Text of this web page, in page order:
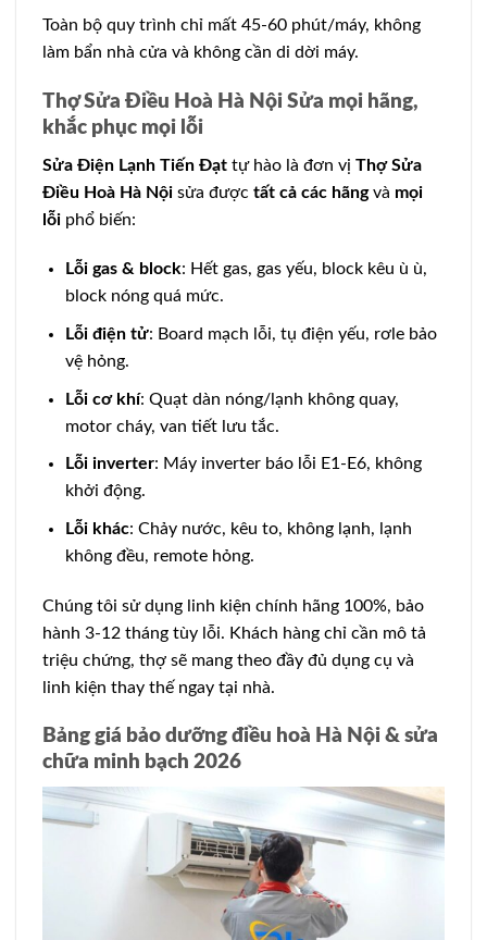
Toàn bộ quy trình chỉ mất 45-60 phút/máy, không
làm bẩn nhà cửa và không cần di dời máy.
Thợ Sửa Điều Hoà Hà Nội Sửa mọi hãng,
khắc phục mọi lỗi
Sửa Điện Lạnh Tiến Đạt tự hào là đơn vị Thợ Sửa
Điều Hoà Hà Nội sửa được tất cả các hãngvà mọi
lỗi phổ biến:
Lỗi gas & block: Hết gas, gas yếu, block kêu ù ù,
block nóng quá mức.
Lỗi điện tử: Board mạch lỗi, tụ điện yếu, rơle bảo
vệ hỏng.
Lỗi cơ khí: Quạt dàn nóng/lạnh không quay,
motor cháy, van tiết lưu tắc.
Lỗi inverter: Máy inverter báo lỗi E1-E6, không
khởi động.
Lỗi khác: Chảy nước, kêu to, không lạnh, lạnh
không đều, remote hỏng.
Chúng tôi sử dụng linh kiện chính hãng 100%, bảo
hành 3-12 tháng tùy lỗi. Khách hàng chỉ cần mô tả
triệu chứng, thợ sẽ mang theo đầy đủ dụng cụ và
linh kiện thay thế ngay tại nhà.
Bảng giá bảo dưỡng điều hoà Hà Nội & sửa
chữa minh bạch 2026